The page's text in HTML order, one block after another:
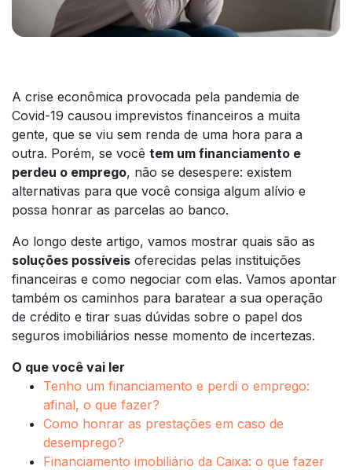
A crise econômica provocada pela pandemia de
Covid-19 causou imprevistos financeiros a muita
gente, que se viu sem renda de uma hora para a
outra. Porém, se você tem um financiamento e
perdeu o emprego, não se desespere: existem
alternativas para que você consiga algum alívio e
possa honrar as parcelas ao banco.
Ao longo deste artigo, vamos mostrar quais são as
soluções possíveis oferecidas pelas instituições
financeiras e como negociar com elas. Vamos apontar
também os caminhos para baratear a sua operação
de crédito e tirar suas dúvidas sobre o papel dos
seguros imobiliários nesse momento de incertezas.
O que você vai ler
Tenho um financiamento e perdi o emprego:
afinal, o que fazer?
Como honrar as prestações em caso de
desemprego?
Financiamento imobiliário da Caixa: o que fazer